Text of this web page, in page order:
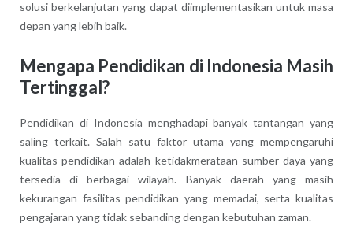
solusi berkelanjutan yang dapat diimplementasikan untuk masa
depan yang lebih baik.
Mengapa Pendidikan di Indonesia Masih
Tertinggal?
Pendidikan di Indonesia menghadapi banyak tantangan yang
saling terkait. Salah satu faktor utama yang mempengaruhi
kualitas pendidikan adalah ketidakmerataan sumber daya yang
tersedia di berbagai wilayah. Banyak daerah yang masih
kekurangan fasilitas pendidikan yang memadai, serta kualitas
pengajaran yang tidak sebanding dengan kebutuhan zaman.